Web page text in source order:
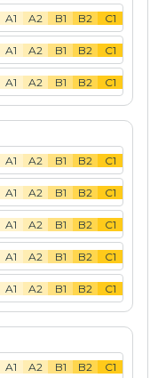
A1 A2 B1 B2 C1
A1 A2 B1 B2 C1
A1 A2 B1 B2 C1
A1 A2 B1 B2 C1
A1 A2 B1 B2 C1
A1 A2 B1 B2 C1
A1 A2 B1 B2 C1
A1 A2 B1 B2 C1
A1 A2 B1 B2 C1